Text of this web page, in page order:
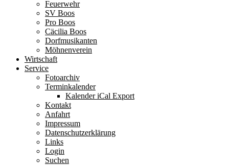
Feuerwehr
SV Boos
Pro Boos
Cäcilia Boos
Dorfmusikanten
Möhnenverein
Wirtschaft
Service
Fotoarchiv
Terminkalender
Kalender iCal Export
Kontakt
Anfahrt
Impressum
Datenschutzerklärung
Links
Login
Suchen